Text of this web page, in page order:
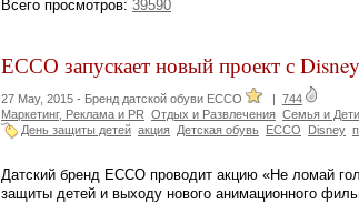
Всего просмотров: 39590
ЕССО запускает новый проект с Disney
27 May, 2015 - Бренд датской обуви ECCO | 744
Маркетинг, Реклама и PR Отдых и Развлечения Семья и Дети
День защиты детей акция Детская обувь ECCO Disney
Датский бренд ECCO проводит акцию «Не ломай
защиты детей и выходу нового анимационного